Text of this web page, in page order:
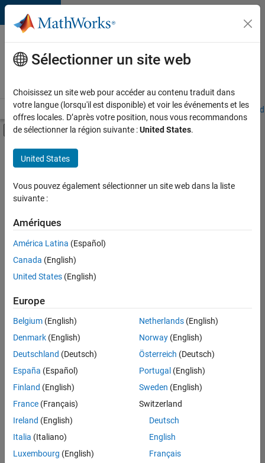
Passer au contenu
Votre
carrière
chez
Accueil Explorer nos opportunités Adresses de nos bureaux
Activer/désactiver l'affichage du menu
Contenu principal
FILTRER PAR
Applications et outils commerciaux
Ingénierie des versions
Rédaction technique
Actuellement,
aucune
offre
d'emploi
correspondant
à vos
critères
de
recherche.
Vous
pouvez
élargir
votre
recherche
ou
afficher
l’ensemble
Sélectionner un site web
Choisissez un site web pour accéder au contenu traduit dans
votre langue (lorsqu'il est disponible) et voir les événements et les
offres locales. D’après votre position, nous vous recommandons
de sélectionner la région suivante :United States.
United States
Vous pouvez également sélectionner un site web dans la liste
suivante :
Amériques
América Latina (Español)
Canada (English)
United States (English)
Europe
Belgium (English)
Denmark (English)
Deutschland (Deutsch)
España (Español)
Finland (English)
France (Français)
Ireland (English)
Italia (Italiano)
Luxembourg (English)
Netherlands(English)
Norway(English)
Österreich (Deutsch)
Portugal (English)
Sweden (English)
Switzerland
Deutsch
English
Français